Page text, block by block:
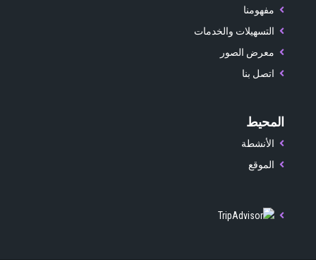
مفهومنا
التسهيلات والخدمات
معرض الصور
اتصل بنا
المحيط
الأنشطة
الموقع